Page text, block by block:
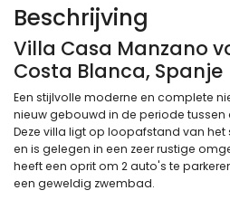
Beschrijving
Villa Casa Manzano
Costa Blanca, Spanje
Een stijlvolle moderne en complete
nieuw gebouwd in de periode tussen
Deze villa ligt op loopafstand van
en is gelegen in een zeer rustige
heeft een oprit om 2 auto's te
een geweldig zwembad.